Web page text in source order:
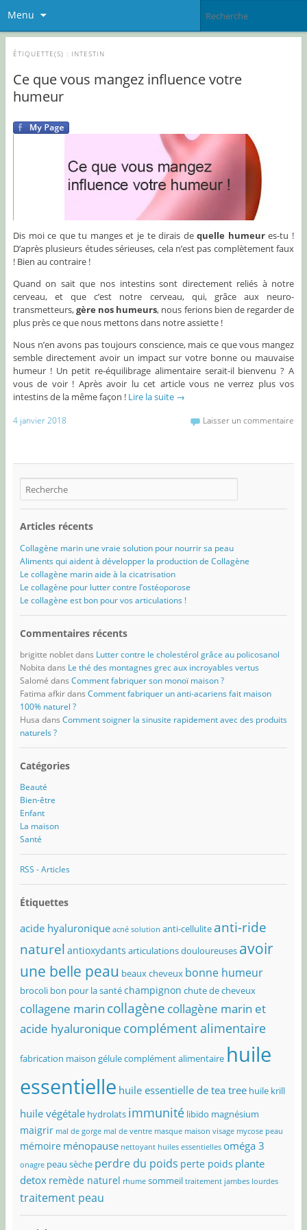
Menu
ÉTIQUETTE(S) : INTESTIN
Ce que vous mangez influence votre
humeur
Dis moi ce que tu manges et je te dirais dequelle humeures-tu !
D’après plusieurs études sérieuses, cela n’est pas complètement faux
! Bien au contraire !
Quand on sait que nos intestins sont directement reliés à notre
cerveau, et que c’est notre cerveau, qui, grâce aux neuro-
transmetteurs,gère nos humeurs, nous ferions bien de regarder de
plus près ce que nous mettons dans notre assiette !
Nous n’en avons pas toujours conscience, mais ce que vous mangez
semble directement avoir un impact sur votre bonne ou mauvaise
humeur ! Un petit re-équilibrage alimentaire serait-il bienvenu ? A
vous de voir ! Après avoir lu cet article vous ne verrez plus vos
intestins de la même façon ! Lire la suite →
4 janvier 2018 Laisser un commentaire
Articles récents
Collagène marin une vraie solution pour nourrir sa peau
Aliments qui aident à développer la production de Collagène
Le collagène marin aide à la cicatrisation
Le collagène pour lutter contre l’ostéoporose
Le collagène est bon pour vos articulations !
Commentaires récents
brigitte nobletdans Lutter contre le cholestérol grâce au policosanol
Nobita dans Le thé des montagnes grec aux incroyables vertus
Salomé dans Comment fabriquer son monoï maison ?
Fatima afkirdans Comment fabriquer un anti-acariens fait maison
100% naturel ?
Husa dans Comment soigner la sinusite rapidement avec des produits
naturels ?
Catégories
Beauté
Bien-être
Enfant
La maison
Santé
RSS - Articles
Étiquettes
acide hyaluronique acné solution anti-cellulite anti-ride
naturel antioxydants articulations douloureuses avoir
une belle peau beaux cheveux bonne humeur
brocoli bon pour la santé champignon chute de cheveux
collagene marin collagène collagène marin et
acide hyaluronique complément alimentaire
fabrication maison gélule complément alimentaire huile
essentielle huile essentielle de tea tree huile krill
huile végétale hydrolats immunité libido magnésium
maigrir mal de gorge mal de ventre masque maison visage mycose peau
mémoire ménopause nettoyant huiles essentielles oméga 3
onagre peau sèche perdre du poids perte poids plante
detox remède naturel rhume sommeil traitement jambes lourdes
traitement peau